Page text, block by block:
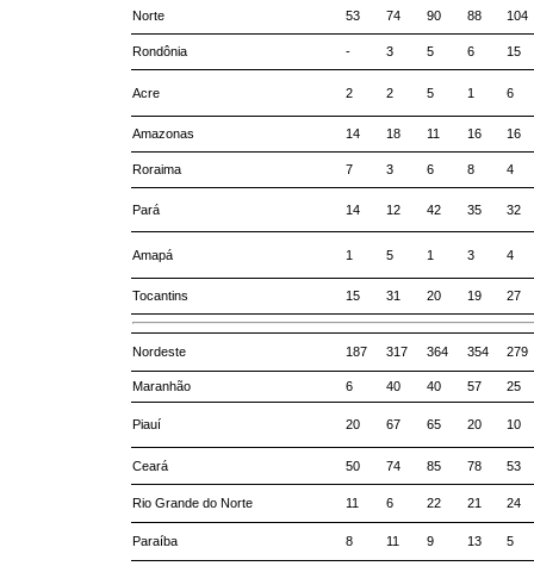
Norte 53 74 90 88 104
Rondônia - 3 5 6 15
Acre 2 2 5 1 6
Amazonas 14 18 11 16 16
Roraima 7 3 6 8 4
Pará 14 12 42 35 32
Amapá 1 5 1 3 4
Tocantins 15 31 20 19 27
Nordeste 187 317 364 354 279
Maranhão 6 40 40 57 25
Piauí 20 67 65 20 10
Ceará 50 74 85 78 53
Rio Grande do Norte 11 6 22 21 24
Paraíba 8 11 9 13 5